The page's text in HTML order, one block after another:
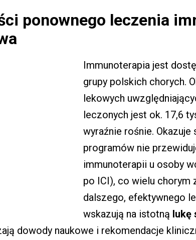
ponownego leczenia
Immunoterapia jest
grupy polskich chorych.
lekowych
leczonych jest ok. 17,6
wyraźnie rośnie.
programów nie
immunoterapii u osoby
po ICI), co wielu chorym
dalszego, efektywnego
wskazują na istotną lukę
dowody naukowe i rekomendacje